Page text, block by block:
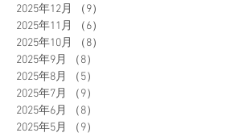
2025年12月
（9）
2025年11月
（6）
2025年10月
（8）
2025年9月
（8）
2025年8月
（5）
2025年7月
（9）
2025年6月
（8）
2025年5月
（9）